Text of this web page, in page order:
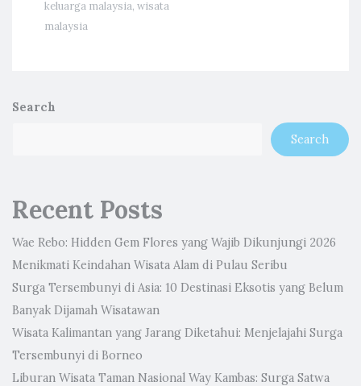
keluarga malaysia, wisata
malaysia
Search
Search
Recent Posts
Wae Rebo: Hidden Gem Flores yang Wajib Dikunjungi 2026
Menikmati Keindahan Wisata Alam di Pulau Seribu
Surga Tersembunyi di Asia: 10 Destinasi Eksotis yang Belum
Banyak Dijamah Wisatawan
Wisata Kalimantan yang Jarang Diketahui: Menjelajahi Surga
Tersembunyi di Borneo
Liburan Wisata Taman Nasional Way Kambas: Surga Satwa